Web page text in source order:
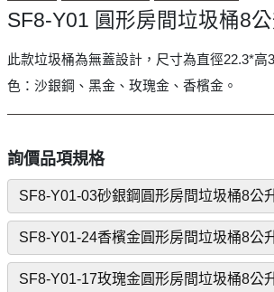
SF8-Y01 圓形房間垃圾桶8
此款垃圾桶為無蓋設計，尺寸為直徑22.3*高
色：沙銀鋼、黑金、玫瑰金、香檳金。
詢價品項規格
SF8-Y01-03砂銀鋼圓形房間垃圾桶8公
SF8-Y01-24香檳金圓形房間垃圾桶8公
SF8-Y01-17玫瑰金圓形房間垃圾桶8公